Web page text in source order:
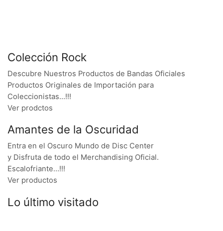
Colección Rock
Descubre Nuestros Productos de Bandas Oficiales
Productos Originales de Importación para
Coleccionistas…!!!
Ver prodctos
Amantes de la Oscuridad
Entra en el Oscuro Mundo de Disc Center
y Disfruta de todo el Merchandising Oficial.
Escalofriante…!!!
Ver productos
Lo último visitado